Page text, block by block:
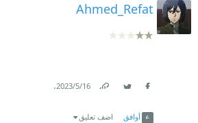
Ahmed_Refat
16‏/5‏/2023
.
أوافق اضف تعليق